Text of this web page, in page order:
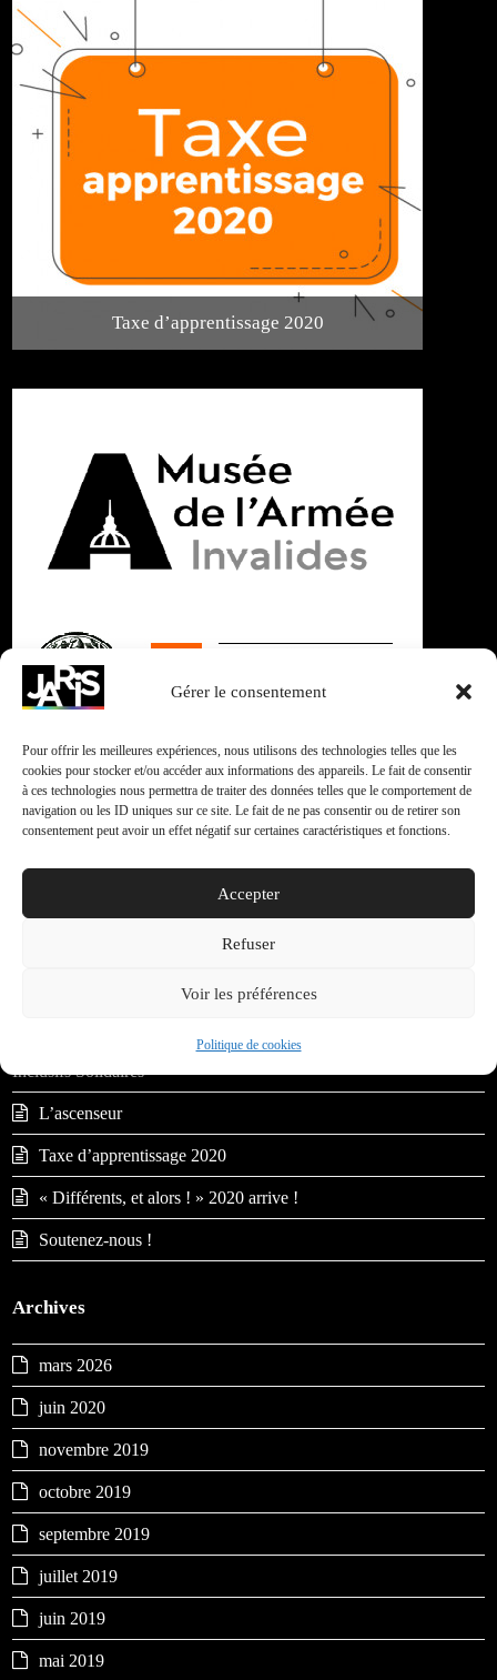
Gérer le consentement
Pour offrir les meilleures expériences, nous utilisons des technologies telles que les
cookies pour stocker et/ou accéder aux informations des appareils. Le fait de consentir
à ces technologies nous permettra de traiter des données telles que le comportement de
navigation ou les ID uniques sur ce site. Le fait de ne pas consentir ou de retirer son
consentement peut avoir un effet négatif sur certaines caractéristiques et fonctions.
Accepter
Refuser
Voir les préférences
Politique de cookies
Taxe d’apprentissage 2020
« Différents, et alors ! » 2020 arrive !
C-JARIS – Cinéma-Journalisme Audiovisuel Responsables
Inclusifs Solidaires
L’ascenseur
Taxe d’apprentissage 2020
« Différents, et alors ! » 2020 arrive !
Soutenez-nous !
Archives
mars 2026
juin 2020
novembre 2019
octobre 2019
septembre 2019
juillet 2019
juin 2019
mai 2019